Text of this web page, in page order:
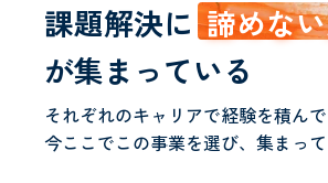
課題解決に 諦めな
が集まっている
それぞれのキャリアで経験を積ん
今ここでこの事業を選び、集まって